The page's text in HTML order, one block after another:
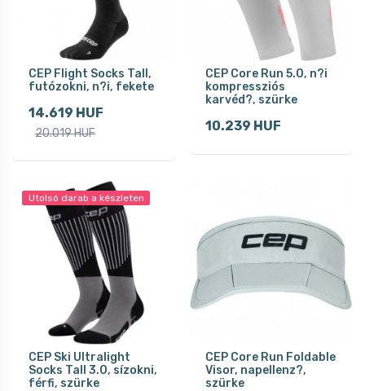
CEP Flight Socks Tall,
futózokni, n?i, fekete
14.619 HUF
20.019 HUF
CEP Core Run 5.0, n?i
kompressziós
karvéd?, szürke
10.239 HUF
Utolsó darab a készleten
CEP Ski Ultralight
Socks Tall 3.0, sízokni,
férfi, szürke
CEP Core Run Foldable
Visor, napellenz?,
szürke